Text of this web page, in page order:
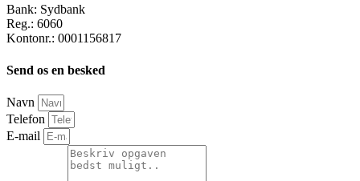
Bank: Sydbank
Reg.: 6060
Kontonr.: 0001156817
Send os en besked
Navn
Telefon
E-mail